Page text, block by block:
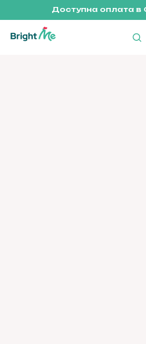
Доступна оплата в